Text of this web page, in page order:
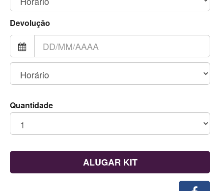
Devolução
Quantidade
ALUGAR KIT